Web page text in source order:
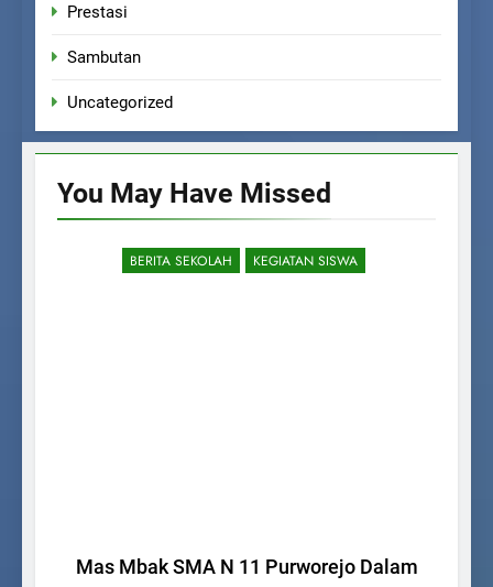
Prestasi
Sambutan
Uncategorized
You May Have Missed
BERITA SEKOLAH KEGIATAN SISWA
Mas Mbak SMA N 11 Purworejo Dalam